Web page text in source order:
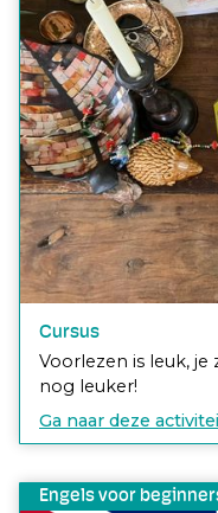
Cursus
Voorlezen is leuk,
nog leuker!
Ga naar deze
Engels voor